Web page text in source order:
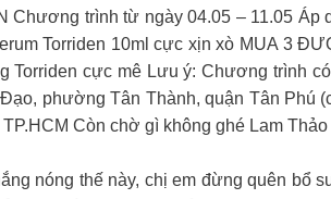
Chương trình từ ngày 04.05 – 11.05
Torriden 10ml cực xịn xò MUA 3
Torriden cực mê Lưu ý: Chương trình
phường Tân Thành, quận Tân
Còn chờ gì không ghé Lam
nóng thế này, chị em đừng quên bổ